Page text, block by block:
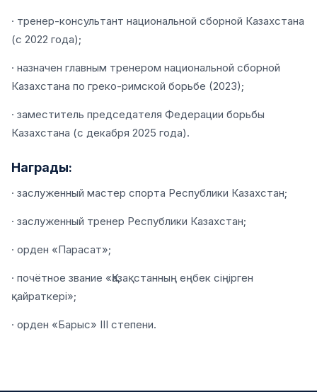
· тренер-консультант национальной сборной Казахстана
(с 2022 года);
· назначен главным тренером национальной сборной
Казахстана по греко-римской борьбе (2023);
· заместитель председателя Федерации борьбы
Казахстана (с декабря 2025 года).
Награды:
· заслуженный мастер спорта Республики Казахстан;
· заслуженный тренер Республики Казахстан;
· орден «Парасат»;
· почётное звание «Қазақстанның еңбек сіңірген
қайраткері»;
· орден «Барыс» III степени.